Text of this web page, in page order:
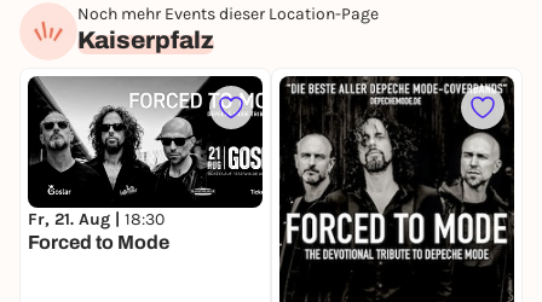
Noch mehr Events dieser Location-Page
Kaiserpfalz
Fr, 21. Aug | 18:30
Forced to Mode